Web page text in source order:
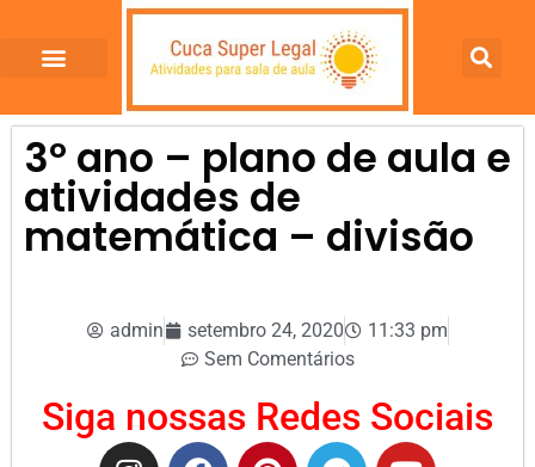
3º ano – plano de aula e
atividades de
matemática – divisão
admin setembro 24, 2020
11:33 pm
Sem Comentários
Siga nossas Redes Sociais